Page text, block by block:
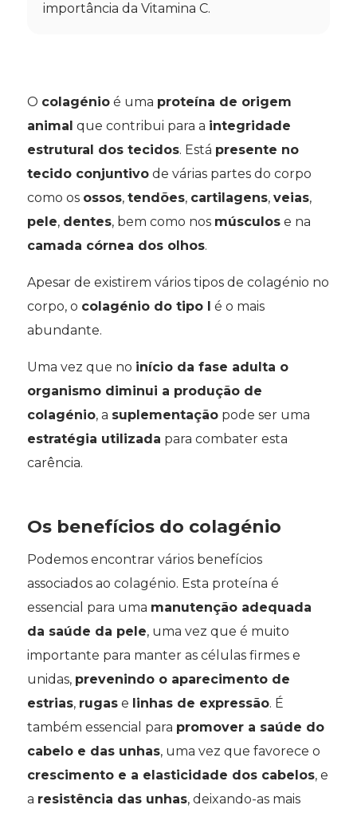
importância da Vitamina C.
O colagénioé uma proteína de origem
animal que contribui para a integridade
estrutural dos tecidos. Está presente no
tecido conjuntivode várias partes do corpo
como os ossos, tendões, cartilagens, veias,
pele, dentes, bem como nos músculose na
camada córnea dos olhos.
Apesar de existirem vários tipos de colagénio no
corpo, o colagénio do tipo I é o mais
abundante.
Uma vez que no início da fase adulta o
organismo diminui a produção de
colagénio, a suplementaçãopode ser uma
estratégia utilizada para combater esta
carência.
Os benefícios do colagénio
Podemos encontrar vários benefícios
associados ao colagénio. Esta proteína é
essencial para uma manutenção adequada
da saúde da pele, uma vez que é muito
importante para manter as células firmes e
unidas, prevenindo o aparecimento de
estrias, rugase linhas de expressão. É
também essencial para promover a saúde do
cabelo e das unhas, uma vez que favorece o
crescimento e a elasticidade dos cabelos, e
a resistência das unhas, deixando-as mais